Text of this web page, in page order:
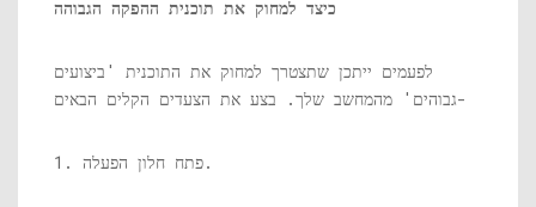
כיצד למחוק את תוכנית ההפקה הגבוהה
לפעמים ייתכן שתצטרך למחוק את התוכנית 'ביצועים
גבוהים' מהמחשב שלך. בצע את הצעדים הקלים הבאים-
1. פתח חלון הפעלה.